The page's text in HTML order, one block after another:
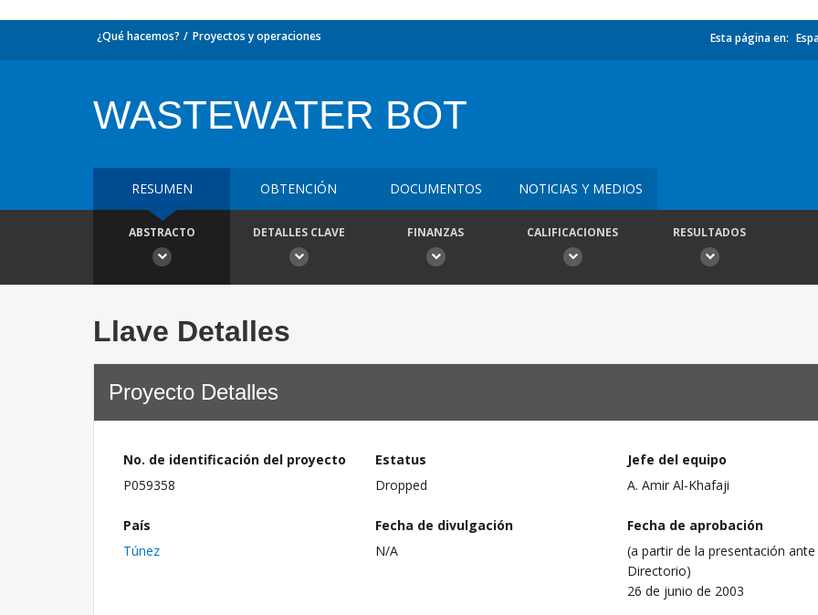
¿Qué hacemos? Proyectos y operaciones Esta página en:
WASTEWATER BOT
RESUMEN OBTENCIÓN DOCUMENTOS NOTICIAS Y MEDIOS
ABSTRACTO DETALLES CLAVE FINANZAS CALIFICACIONES RESULTADOS
Llave Detalles
Proyecto Detalles
No. de identificación del proyecto
P059358
Estatus
Dropped
Jefe del equipo
A. Amir Al-Khafaji
País
Túnez
Fecha de divulgación
N/A
Fecha de aprobación
(a partir de la presentación ante
Directorio)
26 de junio de 2003